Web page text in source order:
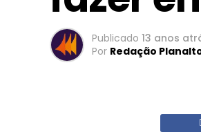
Publicado 13 anos
Por Redação